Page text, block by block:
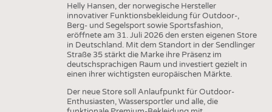
Helly Hansen, der norwegische Hersteller
innovativer Funktionsbekleidung für Outdoor-,
Berg- und Segelsport sowie Sportsfashion,
eröffnete am 31. Juli 2026 den ersten eigenen Store
in Deutschland. Mit dem Standort in der Sendlinger
Straße 35 stärkt die Marke ihre Präsenz im
deutschsprachigen Raum und investiert gezielt in
einen ihrer wichtigsten europäischen Märkte.
Der neue Store soll Anlaufpunkt für Outdoor-
Enthusiasten, Wassersportler und alle, die